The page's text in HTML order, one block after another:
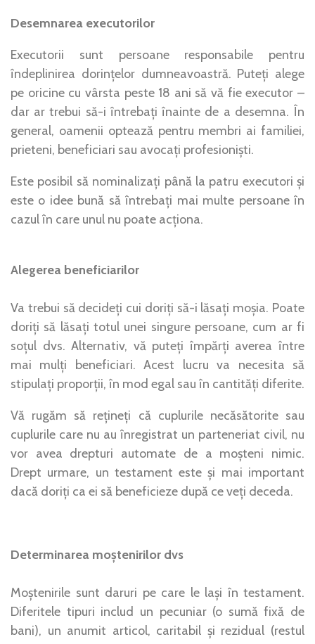
Desemnarea executorilor
Executorii sunt persoane responsabile pentru
îndeplinirea dorințelor dumneavoastră. Puteți alege
pe oricine cu vârsta peste 18 ani să vă fie executor –
dar ar trebui să-i întrebați înainte de a desemna. În
general, oamenii optează pentru membri ai familiei,
prieteni, beneficiari sau avocați profesioniști.
Este posibil să nominalizați până la patru executori și
este o idee bună să întrebați mai multe persoane în
cazul în care unul nu poate acționa.
Alegerea beneficiarilor
Va trebui să decideți cui doriți să-i lăsați moșia. Poate
doriți să lăsați totul unei singure persoane, cum ar fi
soțul dvs. Alternativ, vă puteți împărți averea între
mai mulți beneficiari. Acest lucru va necesita să
stipulați proporții, în mod egal sau în cantități diferite.
Vă rugăm să rețineți că cuplurile necăsătorite sau
cuplurile care nu au înregistrat un parteneriat civil, nu
vor avea drepturi automate de a moșteni nimic.
Drept urmare, un testament este și mai important
dacă doriți ca ei să beneficieze după ce veți deceda.
Determinarea moștenirilor dvs
Moștenirile sunt daruri pe care le lași în testament.
Diferitele tipuri includ un pecuniar (o sumă fixă de
bani), un anumit articol, caritabil și rezidual (restul